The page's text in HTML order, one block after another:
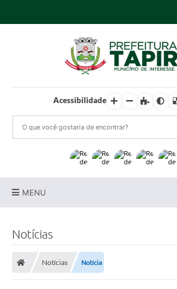
Acessibilidade
MENU
Notícias
Notícias Notícia